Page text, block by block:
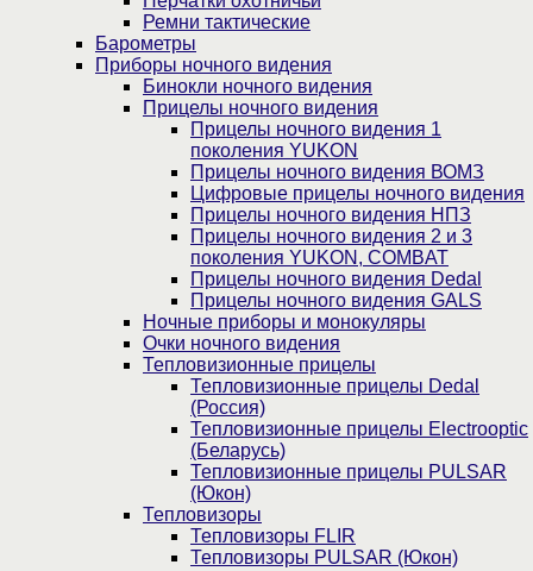
Ремни тактические
Барометры
Приборы ночного видения
Бинокли ночного видения
Прицелы ночного видения
Прицелы ночного видения 1
поколения YUKON
Прицелы ночного видения ВОМЗ
Цифровые прицелы ночного видения
Прицелы ночного видения НПЗ
Прицелы ночного видения 2 и 3
поколения YUKON, COMBAT
Прицелы ночного видения Dedal
Прицелы ночного видения GALS
Ночные приборы и монокуляры
Очки ночного видения
Тепловизионные прицелы
Тепловизионные прицелы Dedal
(Россия)
Тепловизионные прицелы Electrooptic
(Беларусь)
Тепловизионные прицелы PULSAR
(Юкон)
Тепловизоры
Тепловизоры FLIR
Тепловизоры PULSAR (Юкон)